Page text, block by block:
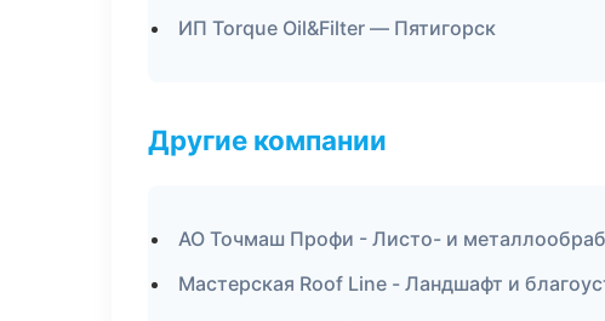
ИП Torque Oil&Filter — Пятигорск
Другие компании
АО Точмаш Профи - Листо- и
Мастерская Roof Line - Ландшафт и